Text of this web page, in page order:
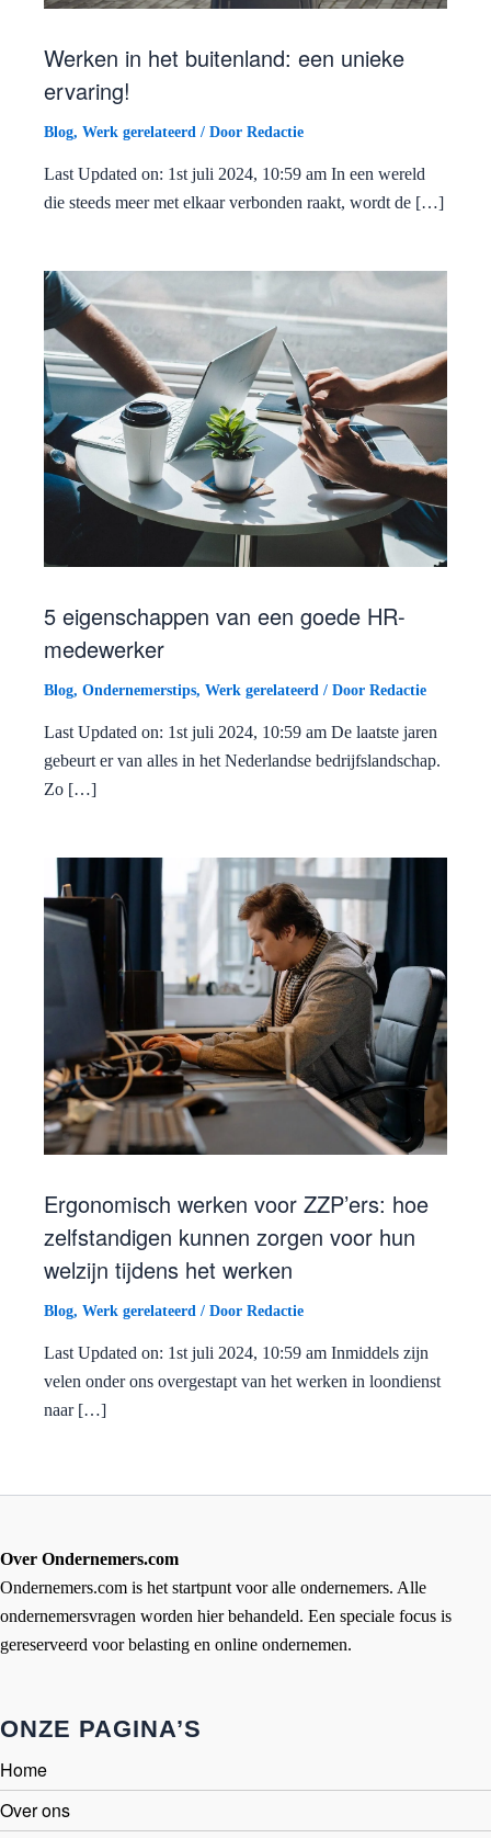
Werken in het buitenland: een unieke
ervaring!
Blog, Werk gerelateerd / Door Redactie
Last Updated on: 1st juli 2024, 10:59 am In een wereld
die steeds meer met elkaar verbonden raakt, wordt de […]
5 eigenschappen van een goede HR-
medewerker
Blog, Ondernemerstips, Werk gerelateerd / Door Redactie
Last Updated on: 1st juli 2024, 10:59 am De laatste jaren
gebeurt er van alles in het Nederlandse bedrijfslandschap.
Zo […]
Ergonomisch werken voor ZZP’ers: hoe
zelfstandigen kunnen zorgen voor hun
welzijn tijdens het werken
Blog, Werk gerelateerd / Door Redactie
Last Updated on: 1st juli 2024, 10:59 am Inmiddels zijn
velen onder ons overgestapt van het werken in loondienst
naar […]
Over Ondernemers.com
Ondernemers.com is het startpunt voor alle ondernemers. Alle
ondernemersvragen worden hier behandeld. Een speciale focus is
gereserveerd voor belasting en online ondernemen.
ONZE PAGINA’S
Home
Over ons